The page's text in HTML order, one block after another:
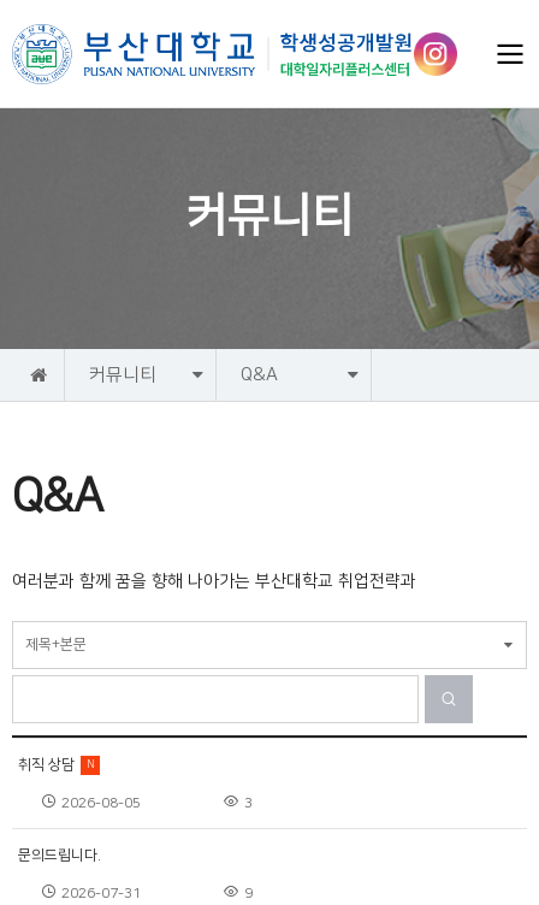
커뮤니티
홈 커뮤니티 Q&A
Q&A
여러분과 함께 꿈을 향해 나아가는 부산대학교 취업전략과
제목+본문
취직 상담
2026-08-05 3
문의드립니다.
2026-07-31 9